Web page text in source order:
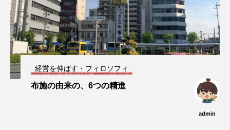
経営を伸ばす・フィロソフィ
布施の由来の、6つの精進
admin